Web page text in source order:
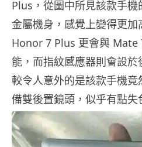
Plus，從圖中所見該款手
金屬機身，感覺上變得更加
Honor 7 Plus 更會與 Mate
能，而指紋感應器則會設
較令人意外的是該款手機
備雙後置鏡頭，似乎有點失